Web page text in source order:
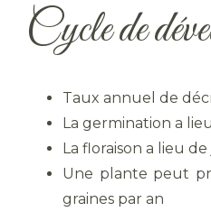
Cycle de
Taux annuel de
La germination a
La floraison a lieu
Une plante peut
graines par an